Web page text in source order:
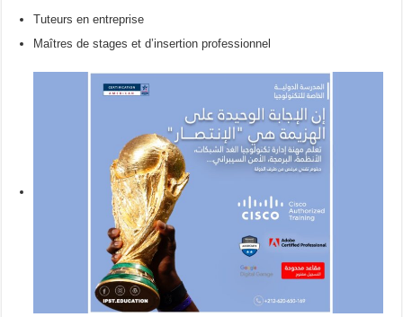
Tuteurs en entreprise
Maîtres de stages et d’insertion professionnel